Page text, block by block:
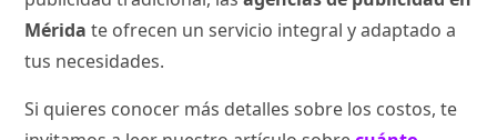
Mérida te ofrecen un servicio integral y adaptado a
tus necesidades.
Si quieres conocer más detalles sobre los costos, te